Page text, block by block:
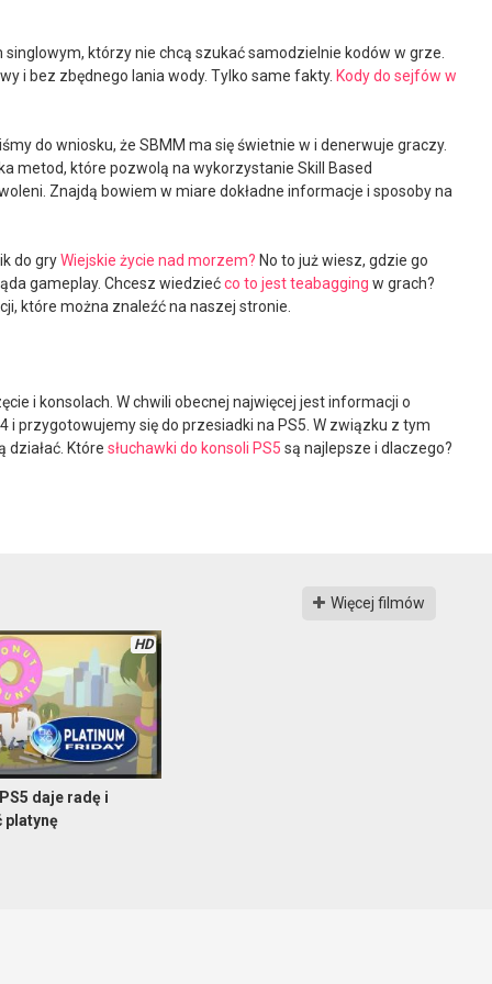
którzy nie chcą szukać samodzielnie kodów w grze.
i bez zbędnego lania wody. Tylko same fakty. Kody do sejfów w
do wniosku, że SBMM ma się świetnie w i denerwuje graczy.
metod, które pozwolą na wykorzystanie Skill Based
Znajdą bowiem w miare dokładne informacje i sposoby na
do gryWiejskie życie nad morzem? No to już wiesz, gdzie go
gameplay. Chcesz wiedziećco to jest teabagging w grach?
które można znaleźć na naszej stronie.
i konsolach. W chwili obecnej najwięcej jest informacji o
i przygotowujemy się do przesiadki na PS5. W związku z tym
działać. Które słuchawki do konsoli PS5 są najlepsze i dlaczego?
Więcej filmów
HD
daje radę i
platynę